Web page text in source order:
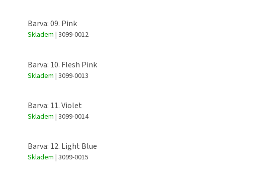
Barva: 09. Pink
Skladem | 3099-0012
Barva: 10. Flesh Pink
Skladem | 3099-0013
Barva: 11. Violet
Skladem | 3099-0014
Barva: 12. Light Blue
Skladem | 3099-0015